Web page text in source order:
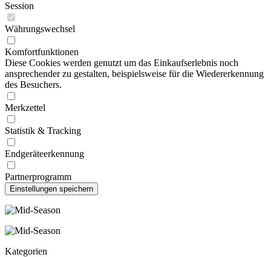
Session
Währungswechsel
Komfortfunktionen
Diese Cookies werden genutzt um das Einkaufserlebnis noch
ansprechender zu gestalten, beispielsweise für die Wiedererkennung
des Besuchers.
Merkzettel
Statistik & Tracking
Endgeräteerkennung
Partnerprogramm
Kategorien